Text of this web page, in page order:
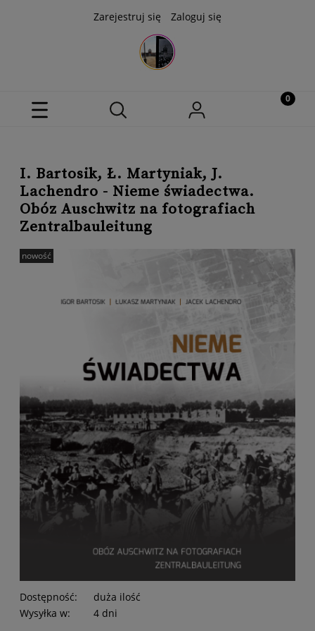
Zarejestruj się Zaloguj się
I. Bartosik, Ł. Martyniak, J.
Lachendro - Nieme świadectwa.
Obóz Auschwitz na fotografiach
Zentralbauleitung
nowość
Dostępność:
duża ilość
Wysyłka w:
4 dni